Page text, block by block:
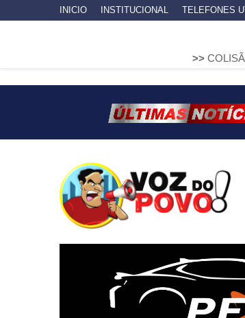
INICIO INSTITUCIONAL TELEFONES
COLISÃO FRONTAL